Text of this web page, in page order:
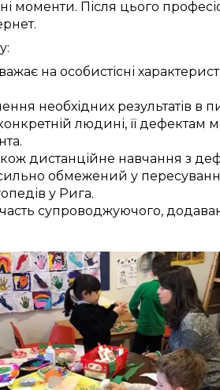
моменти. Після цього
.
на особистісні
необхідних результатів в
людині, її дефектам
.
дистанційне навчання з
обмежений у
у Рига.
супроводжуючого,